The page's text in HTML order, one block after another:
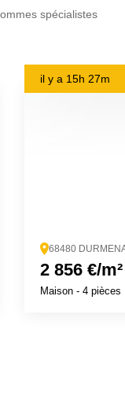
spécialistes
il y a 15h 27m
68480
2 856 €/m²
Maison - 4 pièces